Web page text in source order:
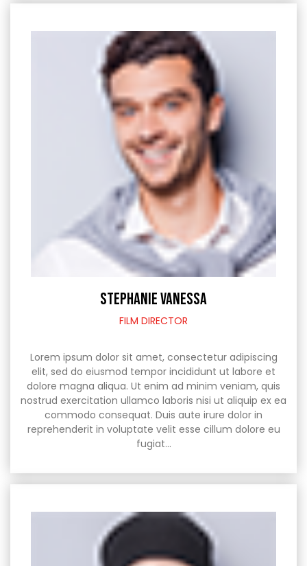
STEPHANIE VANESSA
FILM DIRECTOR
Lorem ipsum dolor sit amet, consectetur adipiscing
elit, sed do eiusmod tempor incididunt ut labore et
dolore magna aliqua. Ut enim ad minim veniam, quis
nostrud exercitation ullamco laboris nisi ut aliquip ex ea
commodo consequat. Duis aute irure dolor in
reprehenderit in voluptate velit esse cillum dolore eu
fugiat…